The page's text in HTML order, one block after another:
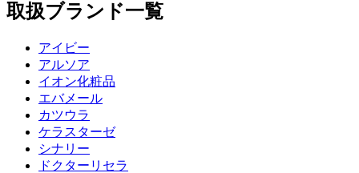
取扱ブランド一覧
アイビー
アルソア
イオン化粧品
エバメール
カツウラ
ケラスターゼ
シナリー
ドクターリセラ